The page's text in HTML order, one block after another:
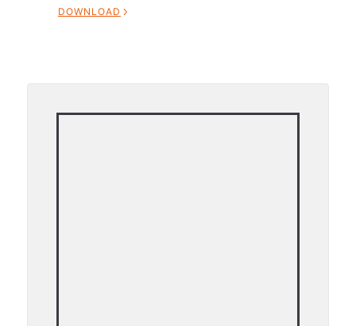
DOWNLOAD